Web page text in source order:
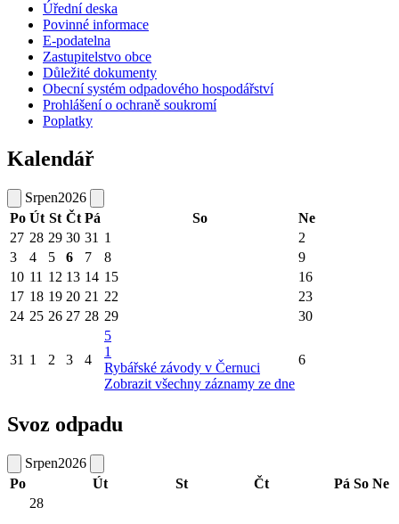
Úřední deska
Povinné informace
E-podatelna
Zastupitelstvo obce
Důležité dokumenty
Obecní systém odpadového hospodářství
Prohlášení o ochraně soukromí
Poplatky
Kalendář
Srpen2026
Po Út St Čt Pá So
Ne
27 28 29 30 31 1
2
3
4 5 6 7 8
9
10 11 12 13 14 15
16
17 18 19 20 21 22
23
24 25 26 27 28 29 30
31 1 2 3 4
5
1
Rybářské závody v Černuci
Zobrazit všechny záznamy ze dne
6
Svoz odpadu
Srpen2026
Po
Út St Čt Pá So Ne
28